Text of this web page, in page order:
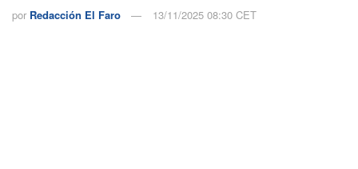
por Redacción El Faro 13/11/2025 08:30 CET